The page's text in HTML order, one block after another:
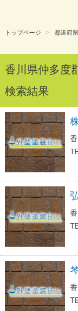
トップページ 都道府
香川県仲多度
検索結果